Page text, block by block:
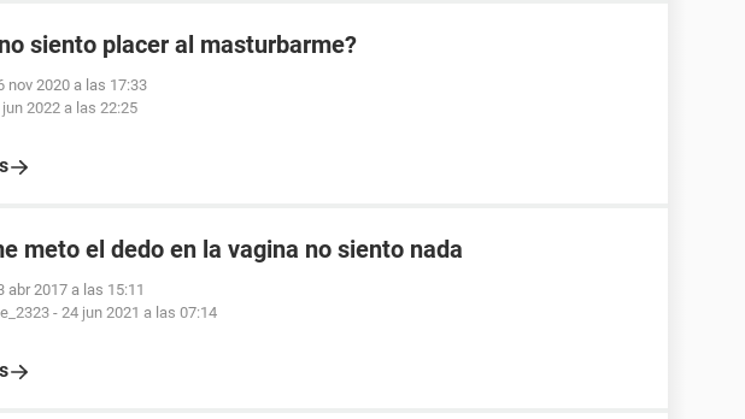
siento placer al masturbarme?
nov 2020 a las 17:33
jun 2022 a las 22:25
meto el dedo en la vagina no siento nada
abr 2017 a las 15:11
- 24 jun 2021 a las 07:14